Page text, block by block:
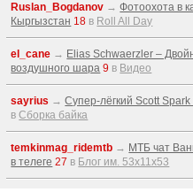
Ruslan_Bogdanov →Фотоохота в
Кыргызстан 18 в Roll All Day
el_cane → Elias Schwaerzler –
воздушного шара 9 в Видео
sayrius →Супер-лёгкий Scott
вСборка байка
temkinmag_ridemtb → МТБ чат
в телеге 27 в Блог им. 53x11x53